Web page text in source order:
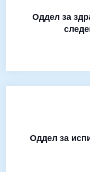
Оддел за
Оддел за